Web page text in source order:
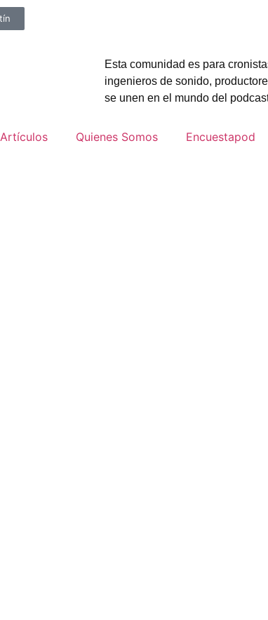
Esta comunidad es para
ingenieros de sonido,
se unen en el mundo del
Artículos Quienes Somos Encuestapod